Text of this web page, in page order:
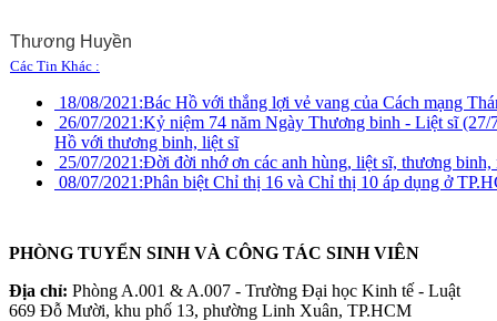
Thương Huyền
Các Tin Khác :
18/08/2021:Bác Hồ với thắng lợi vẻ vang của Cách mạng
26/07/2021:Kỷ niệm 74 năm Ngày Thương binh - Liệt sĩ (27/
Hồ với thương binh, liệt sĩ
25/07/2021:Đời đời nhớ ơn các anh hùng, liệt sĩ, thương
08/07/2021:Phân biệt Chỉ thị 16 và Chỉ thị 10 áp dụng ở
PHÒNG TUYỂN SINH VÀ CÔNG TÁC SINH VIÊN
Địa chỉ: Phòng A.001 & A.007 - Trường Đại học Kinh tế - Luật
669 Đỗ Mười, khu phố 13, phường Linh Xuân, TP.HCM